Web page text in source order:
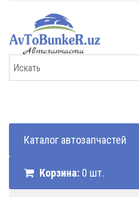
Каталог автозапчастей
Корзина: 0 шт.